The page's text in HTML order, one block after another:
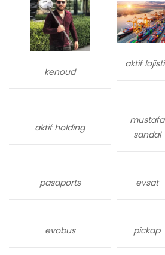
kenoud
aktif
aktif holding
mustafa
sandal
pasaports evsat
evobus pickap